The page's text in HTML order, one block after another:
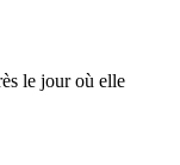
le jour où elle